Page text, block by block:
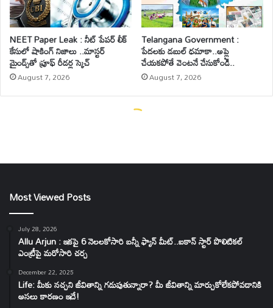
Most Viewed Posts
July 28, 2026
Allu Arjun : ఇకపై 6 నెలలకోసారి బన్నీ ఫ్యాన్ మీట్..ఐకాన్ స్టార్ పొలిటికల్
ఎంట్రీపై మరోసారి చర్చ
December 22, 2025
Life: మీకు నచ్చని జీవితాన్ని గడుపుతున్నారా? మీ జీవితాన్ని మార్చుకోలేకపోవడానికి
అసలు కారణం ఇదే!